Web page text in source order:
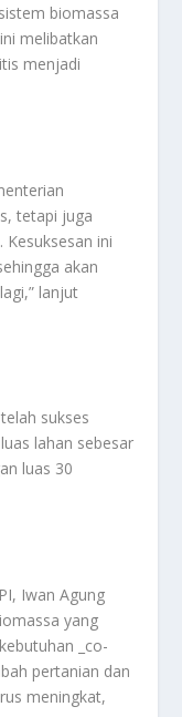
biomassa
melibatkan
menjadi
tetapi juga
ini
akan
lanjut
sukses
lahan sebesar
luas 30
Iwan Agung
yang
_co-
pertanian dan
meningkat,